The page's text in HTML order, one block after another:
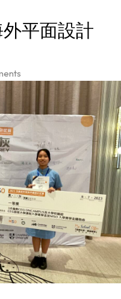
平面設計